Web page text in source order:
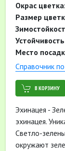
Окрас цветка:
Размер
Место
Cправочник
В КОРЗИНУ
Эхинацея -
эхинацея.
Светло-
окружают